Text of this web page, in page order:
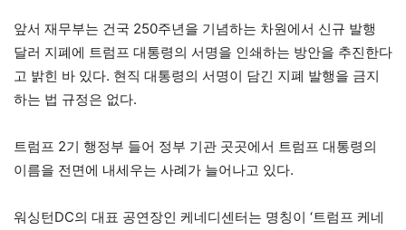
앞서 재무부는 건국 250주년을 기념하는 차원에서 신규 발행
달러 지폐에 트럼프 대통령의 서명을 인쇄하는 방안을 추진한다
고 밝힌 바 있다. 현직 대통령의 서명이 담긴 지폐 발행을 금지
하는 법 규정은 없다.
트럼프 2기 행정부 들어 정부 기관 곳곳에서 트럼프 대통령의
이름을 전면에 내세우는 사례가 늘어나고 있다.
워싱턴DC의 대표 공연장인 케네디센터는 명칭이 ‘트럼프 케네